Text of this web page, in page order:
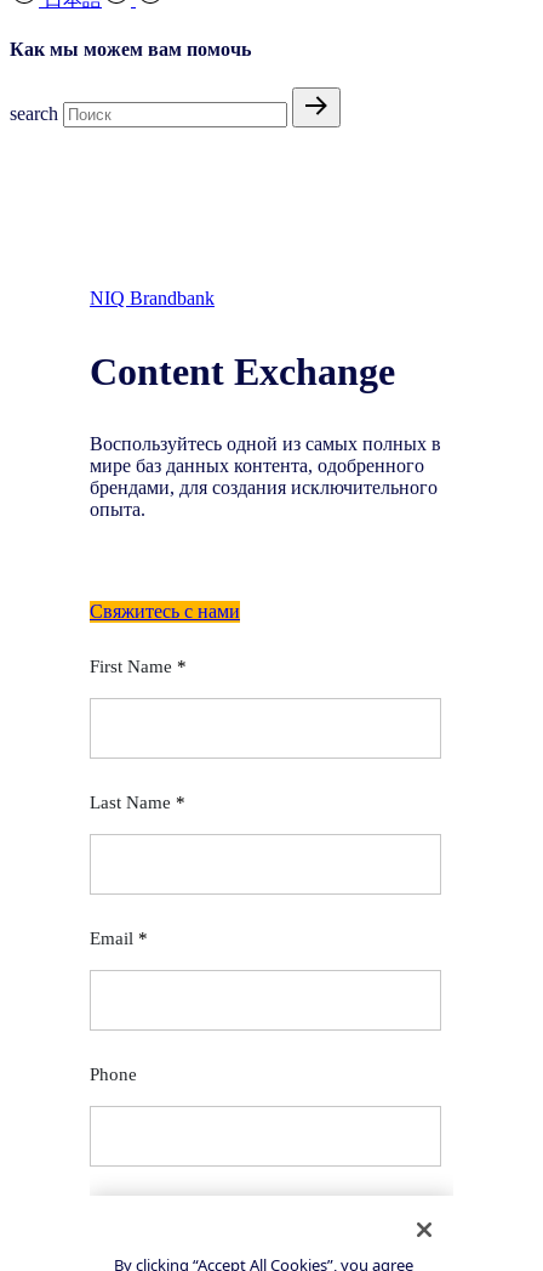
Как мы можем вам помочь
search
NIQ Brandbank
Content Exchange
Воспользуйтесь одной из самых полных в
мире баз данных контента, одобренного
брендами, для создания исключительного
опыта.
Свяжитесь с нами